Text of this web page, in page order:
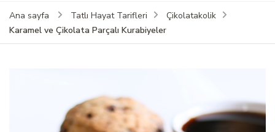
Ana sayfa Tatlı Hayat Tarifleri
Çikolatakolik
Karamel ve Çikolata Parçalı Kurabiyeler